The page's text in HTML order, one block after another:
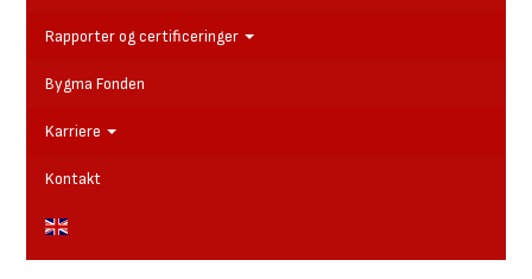
Rapporter og certificeringer
Bygma Fonden
Karriere
Kontakt